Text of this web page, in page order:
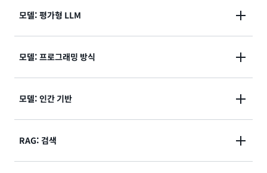
모델: 평가형 LLM
평가형 LLM을 사용하여 정확성, 완전성, 유해성과 같은
모델: 프로그래밍 방식
기존의 자연어 알고리즘과 BERT Score, F1 등의 지표
다.
모델: 인간 기반
자체 인력과 함께 모델 출력을 평가하거나, 기본 제공 또
RAG: 검색